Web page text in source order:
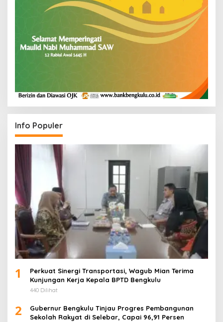
Info Populer
1
Perkuat Sinergi Transportasi, Wagub Mian Terima
Kunjungan Kerja Kepala BPTD Bengkulu
440 Dilihat
2
Gubernur Bengkulu Tinjau Progres Pembangunan
Sekolah Rakyat di Selebar, Capai 96,91 Persen